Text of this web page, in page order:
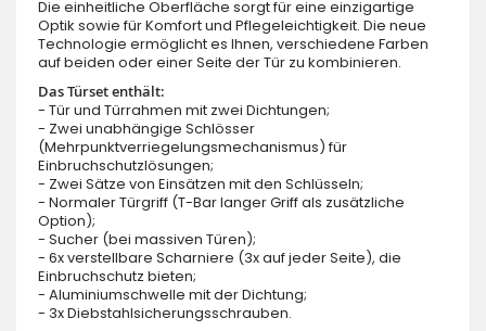
Die einheitliche Oberfläche sorgt für eine einzigartige
Optik sowie für Komfort und Pflegeleichtigkeit. Die neue
Technologie ermöglicht es Ihnen, verschiedene Farben
auf beiden oder einer Seite der Tür zu kombinieren.
Das Türset enthält:
- Tür und Türrahmen mit zwei Dichtungen;
- Zwei unabhängige Schlösser
(Mehrpunktverriegelungsmechanismus) für
Einbruchschutzlösungen;
- Zwei Sätze von Einsätzen mit den Schlüsseln;
- Normaler Türgriff (T-Bar langer Griff als zusätzliche
Option);
- Sucher (bei massiven Türen);
- 6x verstellbare Scharniere (3x auf jeder Seite), die
Einbruchschutz bieten;
- Aluminiumschwelle mit der Dichtung;
- 3x Diebstahlsicherungsschrauben.